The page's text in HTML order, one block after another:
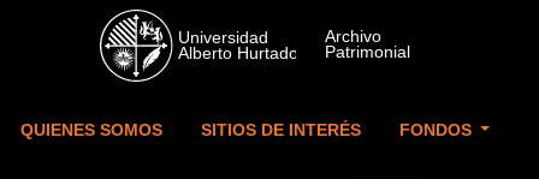
Skip to main content
QUIENES SOMOS SITIOS DE INTERÉS FONDOS